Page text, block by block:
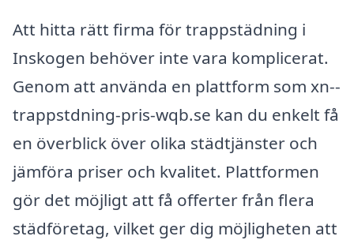
Att hitta rätt firma för trappstädning i
Inskogen behöver inte vara komplicerat.
Genom att använda en plattform som xn--
trappstdning-pris-wqb.se kan du enkelt få
en överblick över olika städtjänster och
jämföra priser och kvalitet. Plattformen
gör det möjligt att få offerter från flera
städföretag, vilket ger dig möjligheten att